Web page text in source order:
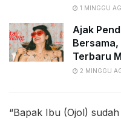
1 MINGGU
Ajak
Bersama,
Terbaru
2 MINGGU
“Bapak Ibu (Ojol)